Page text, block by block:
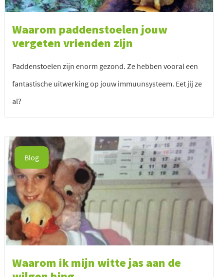
Waarom paddenstoelen jouw
vergeten vrienden zijn
Paddenstoelen zijn enorm gezond. Ze hebben vooral een
fantastische uitwerking op jouw immuunsysteem. Eet jij ze
al?
Blog
Waarom ik mijn witte jas aan de